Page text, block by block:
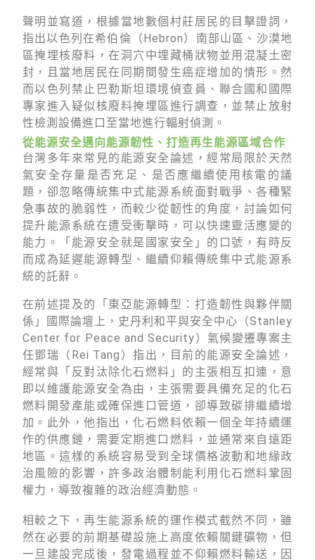
聲明並寫道，根據當地數個村莊居民的目擊證詞，
指出以色列在希伯倫（Hebron）南部山區、沙漠地
區掩埋核廢料，在洞穴中埋藏桶狀物並用混凝土密
封，且當地居民在同期間發生癌症增加的情形。然
而以色列禁止巴勒斯坦環境偵查員、聯合國和國際
專家進入疑似核廢料掩埋區進行調查，並禁止放射
性檢測設備進口至當地進行輻射偵測。
從能源安全邁向能源韌性、打造再生能源區域合作
台灣多年來常見的能源安全論述，經常局限於天然
氣安全存量是否充足、是否應繼續使用核電的議
題，卻忽略傳統集中式能源系統面對戰爭、各種緊
急事故的脆弱性，而較少從韌性的角度，討論如何
提升能源系統在遭受衝擊時，可以快速靈活應變的
能力。「能源安全就是國家安全」的口號，有時反
而成為延遲能源轉型、繼續仰賴傳統集中式能源系
統的託辭。
在前述提及的「東亞能源轉型：打造韌性與夥伴關
係」國際論壇上，史丹利和平與安全中心（Stanley
Center for Peace and Security）氣候變遷專案主
任鄧瑞（Rei Tang）指出，目前的能源安全論述，
經常與「反對汰除化石燃料」的主張相互扣連，意
即以維護能源安全為由，主張需要具備充足的化石
燃料開發產能或確保進口管道，卻導致碳排繼續增
加。此外，他指出，化石燃料依賴一個全年持續運
作的供應鏈，需要定期進口燃料，並通常來自遠距
地區。這樣的系統容易受到全球價格波動和地緣政
治風險的影響，許多政治體制能利用化石燃料鞏固
權力，導致複雜的政治經濟動態。
相較之下，再生能源系統的運作模式截然不同，雖
然在必要的前期基礎設施上高度依賴關鍵礦物，但
一旦建設完成後，發電過程並不仰賴燃料輸送，因